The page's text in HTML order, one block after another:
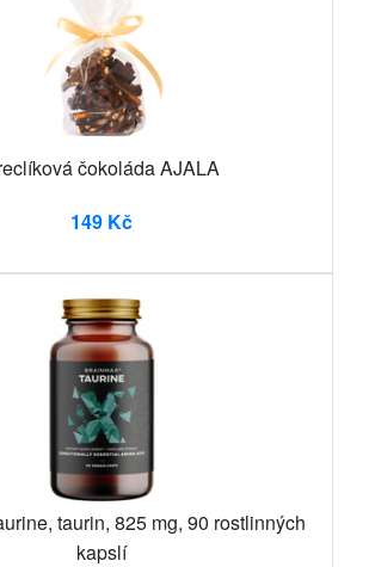
čokoláda AJALA
149 Kč
taurin, 825 mg, 90 rostlinných
kapslí